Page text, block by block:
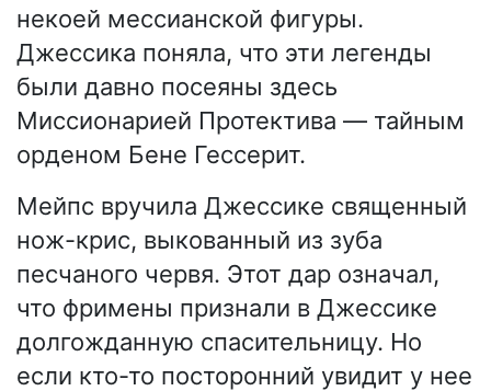
некоей мессианской фигуры.
Джессика поняла, что эти легенды
были давно посеяны здесь
Миссионарией Протектива — тайным
орденом Бене Гессерит.
Мейпс вручила Джессике священный
нож-крис, выкованный из зуба
песчаного червя. Этот дар означал,
что фримены признали в Джессике
долгожданную спасительницу. Но
если кто-то посторонний увидит у нее